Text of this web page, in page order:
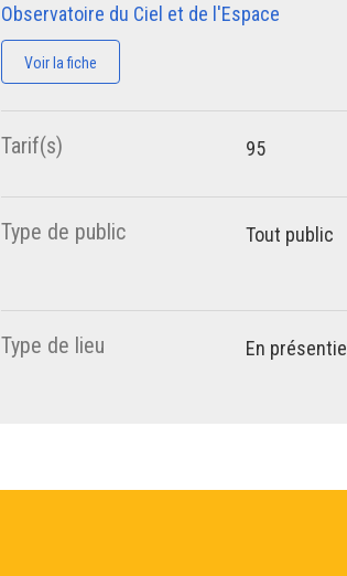
Observatoire du Ciel et de l'Espace
Voir la fiche
Tarif(s) 95
Type de public Tout public
Type de lieu En présentiel